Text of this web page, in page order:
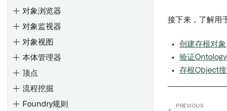
评估
入门
对象浏览器
搜索语法
对象监视器
监控
输入
对象视图
概述
本体管理器
顶点
流程挖掘
Foundry规则
接下来，了解用
创建存根对象
验证
存根Object
PREVIOUS